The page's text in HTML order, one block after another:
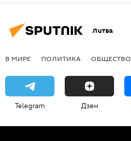
Литва
В МИРЕ ПОЛИТИКА ОБЩЕСТВО
Telegram Дзен